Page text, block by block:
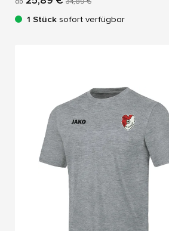
1 Stück sofort verfügbar